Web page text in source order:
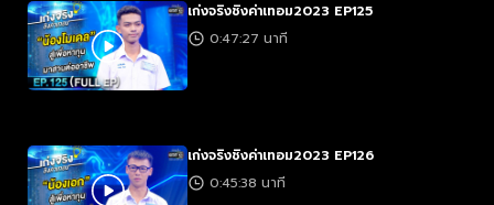
เก่งจริงชิงค่าเทอม2023 EP125
0:47:27 นาที
เก่งจริงชิงค่าเทอม2023 EP126
0:45:38 นาที